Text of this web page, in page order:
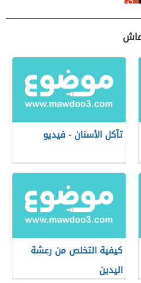
تآكل الأسنان - فيديو
كيفية التخلص من رعشة
اليدين